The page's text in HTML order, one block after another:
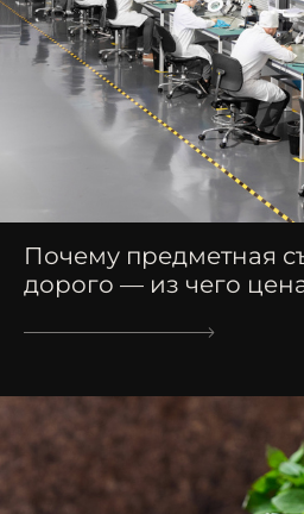
Почему предметная
дорого — из чего